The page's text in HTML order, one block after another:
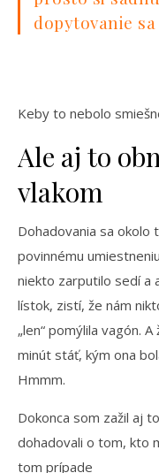
dopytovanie sa
Keby to nebolo
Ale aj to
vlakom
Dohadovania sa okolo
povinnému
niekto zarputilo sedí a
lístok, zistí, že nám
„len“ pomýlila vagón.
minút stáť, kým ona
Hmmm.
Dokonca som zažil aj
dohadovali o tom, kto
tom prípade